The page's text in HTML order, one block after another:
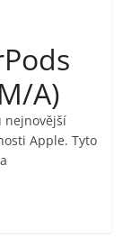
A)
nejnovější
Apple. Tyto